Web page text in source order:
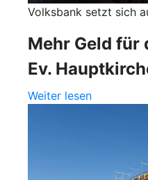
Volksbank setzt sich
Mehr Geld für
Ev.
Weiter lesen